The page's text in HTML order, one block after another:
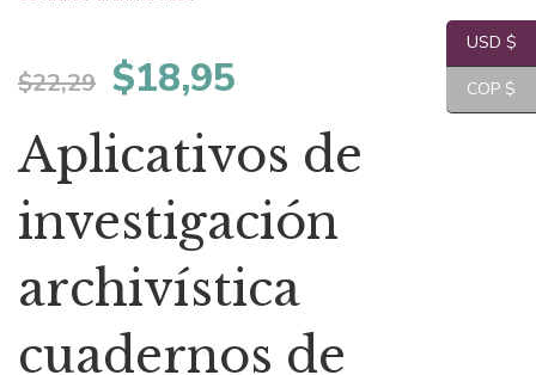
$22,29 El
precio
original
era:
$22,29.
$18,95
precio
actual
es:
$18,95.
Aplicativos de
investigación
archivística
cuadernos de
USD $
COP $